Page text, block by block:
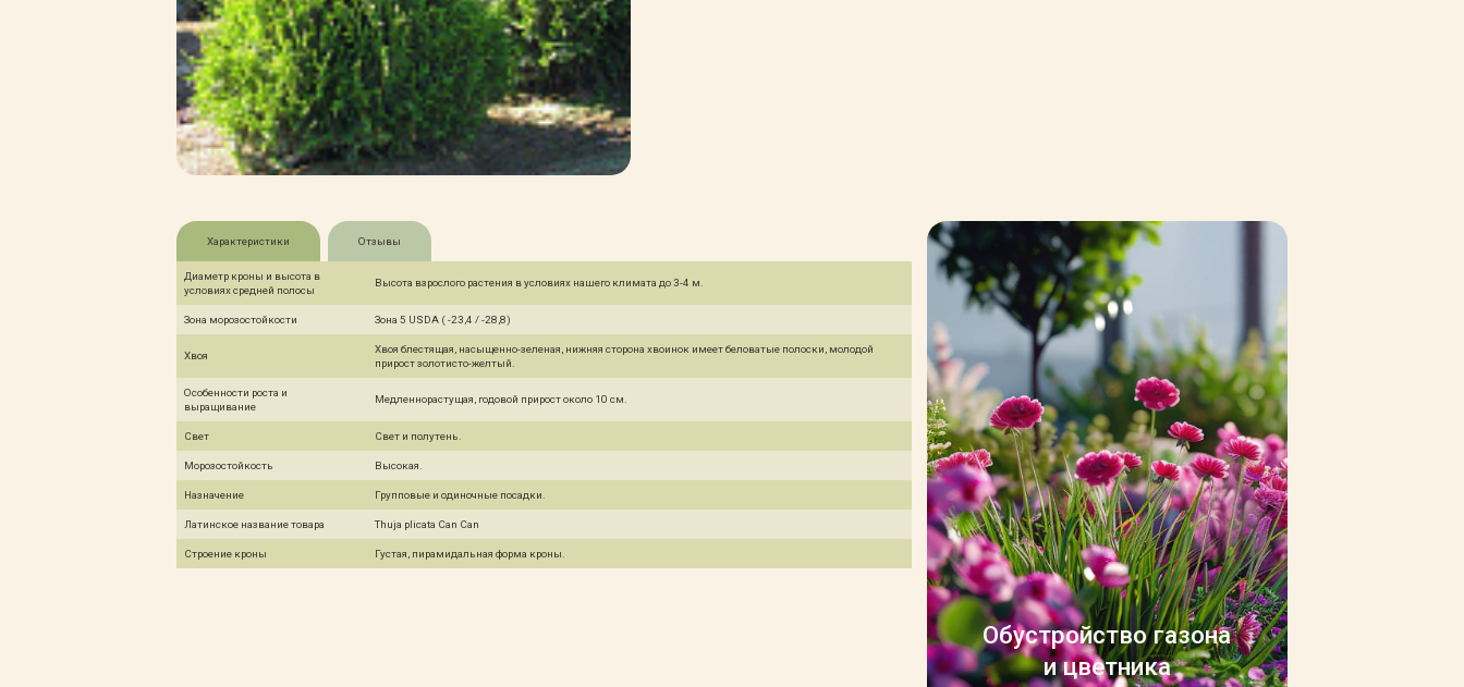
Характеристики Отзывы
Диаметр кроны и высота в
условиях средней полосы
Высота взрослого растения в условиях нашего климата до 3-4 м.
Зона морозостойкости Зона 5 USDA ( -23,4 / -28,8)
Хвоя
Хвоя блестящая, насыщенно-зеленая, нижняя сторона хвоинок имеет беловатые полоски, молодой
прирост золотисто-желтый.
Особенности роста и
выращивание
Медленнорастущая, годовой прирост около 10 см.
Свет Свет и полутень.
Морозостойкость Высокая.
Назначение Групповые и одиночные посадки.
Латинское название товара Thuja plicata Can Can
Строение кроны Густая, пирамидальная форма кроны.
Обустройство газона
и цветника